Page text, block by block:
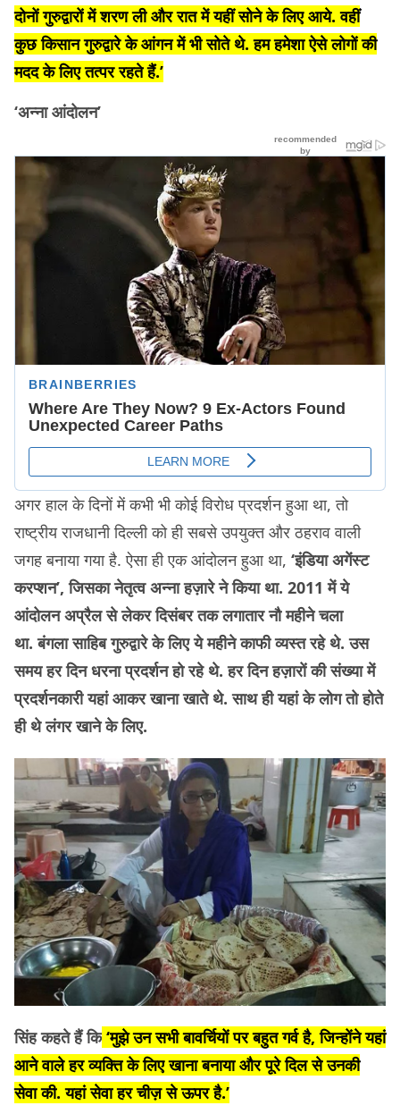
दोनों गुरुद्वारों में शरण ली और रात में यहीं सोने के लिए आये. वहीं
कुछ किसान गुरुद्वारे के आंगन में भी सोते थे. हम हमेशा ऐसे लोगों की
मदद के लिए तत्पर रहते हैं.’
‘अन्ना आंदोलन’
अगर हाल के दिनों में कभी भी कोई विरोध प्रदर्शन हुआ था, तो
राष्ट्रीय राजधानी दिल्ली को ही सबसे उपयुक्त और ठहराव वाली
जगह बनाया गया है. ऐसा ही एक आंदोलन हुआ था, ‘इंडिया अगेंस्ट
करप्शन’, जिसका नेतृत्व अन्ना हज़ारे ने किया था. 2011 में ये
आंदोलन अप्रैल से लेकर दिसंबर तक लगातार नौ महीने चला
था. बंगला साहिब गुरुद्वारे के लिए ये महीने काफी व्यस्त रहे थे. उस
समय हर दिन धरना प्रदर्शन हो रहे थे. हर दिन हज़ारों की संख्या में
प्रदर्शनकारी यहां आकर खाना खाते थे. साथ ही यहां के लोग तो होते
ही थे लंगर खाने के लिए.
सिंह कहते हैं कि ‘मुझे उन सभी बावर्चियों पर बहुत गर्व है, जिन्होंने यहां
आने वाले हर व्यक्ति के लिए खाना बनाया और पूरे दिल से उनकी
सेवा की. यहां सेवा हर चीज़ से ऊपर है.’